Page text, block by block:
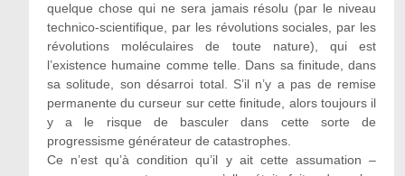
quelque chose qui ne sera jamais résolu (par le niveau
technico-scientifique, par les révolutions sociales, par les
révolutions moléculaires de toute nature), qui est
l’existence humaine comme telle. Dans sa finitude, dans
sa solitude, son désarroi total. S’il n’y a pas de remise
permanente du curseur sur cette finitude, alors toujours il
y a le risque de basculer dans cette sorte de
progressisme générateur de catastrophes.
Ce n’est qu’à condition qu’il y ait cette assumation –